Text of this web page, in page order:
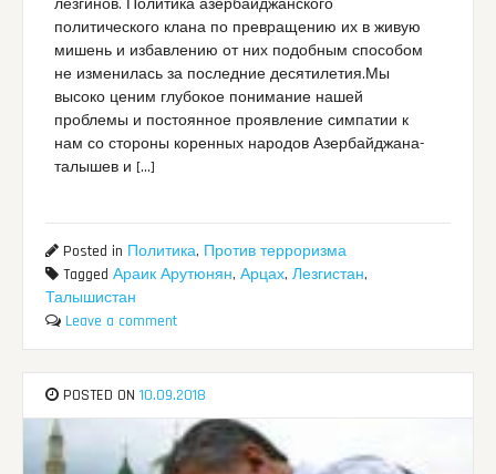
лезгинов. Политика азербайджанского
политического клана по превращению их в живую
мишень и избавлению от них подобным способом
не изменилась за последние десятилетия.Мы
высоко ценим глубокое понимание нашей
проблемы и постоянное проявление симпатии к
нам со стороны коренных народов Азербайджана-
талышев и […]
Posted in Политика, Против терроризма
TaggedАраик Арутюнян,Арцах,Лезгистан,
Талышистан
Leave a comment
POSTED ON10.09.2018